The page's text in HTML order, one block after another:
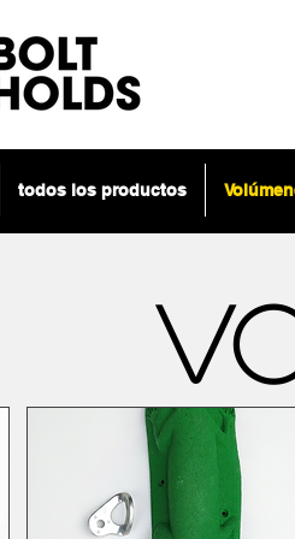
todos los productos